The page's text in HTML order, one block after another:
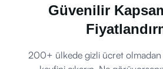
Güvenilir
200+ ülkede gizli ücret olmadan